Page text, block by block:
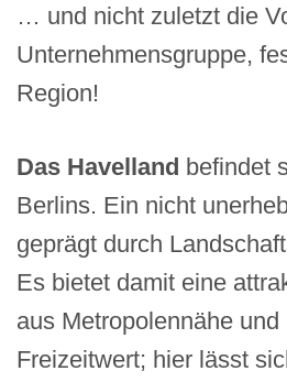
… und nicht zuletzt die
Unternehmensgruppe,
Region!
Das Havelland befindet
Berlins. Ein nicht
geprägt durch
Es bietet damit eine
aus Metropolennähe und
Freizeitwert; hier lässt